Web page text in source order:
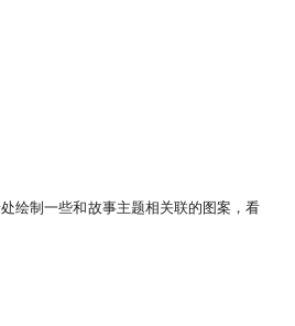
绘制一些和故事主题相关联的图案，看